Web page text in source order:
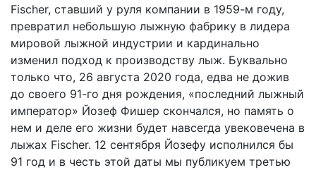
Fischer, ставший у руля компании в 1959-м году,
превратил небольшую лыжную фабрику в лидера
мировой лыжной индустрии и кардинально
изменил подход к производству лыж. Буквально
только что, 26 августа 2020 года, едва не дожив
до своего 91-го дня рождения, «последний лыжный
император» Йозеф Фишер скончался, но память о
нем и деле его жизни будет навсегда увековечена в
лыжах Fischer. 12 сентября Йозефу исполнился бы
91 год и в честь этой даты мы публикуем третью